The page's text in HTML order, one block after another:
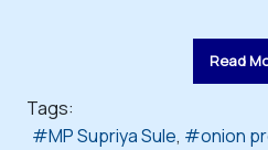
Read
Tags:
MP Supriya Sule
onion